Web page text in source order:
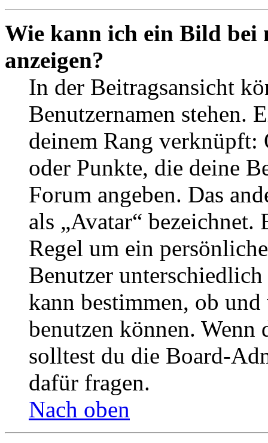
Wie kann ich ein Bild bei
anzeigen?
In der Beitragsansicht
Benutzernamen stehen.
deinem Rang verknüpft:
oder Punkte, die deine
Forum angeben. Das
als „Avatar“
Regel um ein
Benutzer
kann bestimmen, ob
benutzen können. Wenn
solltest du die Board-
dafür fragen.
Nach oben